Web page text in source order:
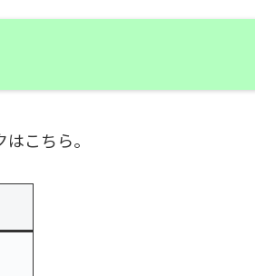
こちら。